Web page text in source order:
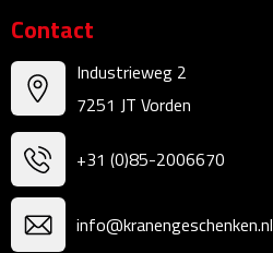
Sporthorloges
Opladers
Draadloze opladers
Contact
Industrieweg 2
7251 JT Vorden
+31 (0)85-2006670
info@kranengeschenken.nl